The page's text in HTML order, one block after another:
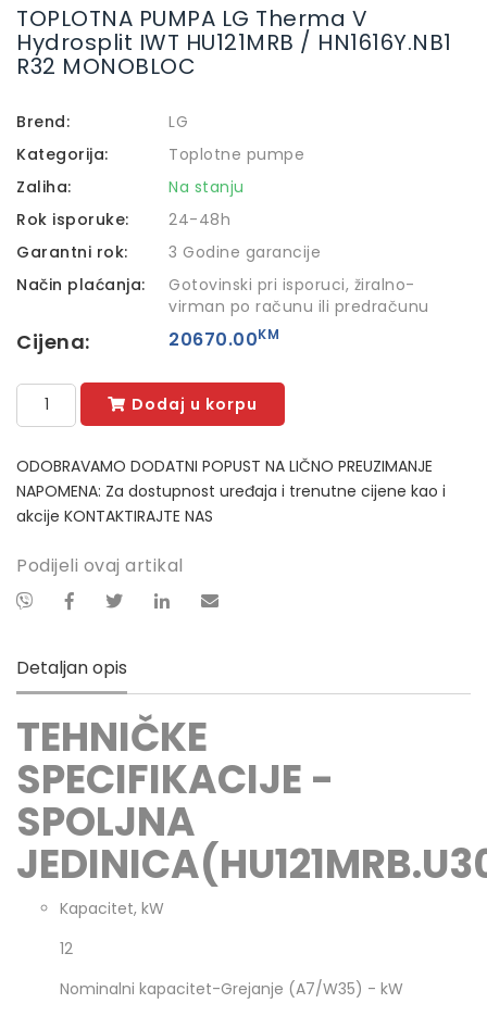
TOPLOTNA PUMPA LG Therma V
Hydrosplit IWT HU121MRB / HN1616Y.NB1
R32 MONOBLOC
Brend:
LG
Kategorija:
Toplotne pumpe
Zaliha:
Na stanju
Rok isporuke:
24-48h
Garantni rok:
3 Godine garancije
Način plaćanja:
Gotovinski pri isporuci, žiralno-
virman po računu ili predračunu
Cijena: 20670.00KM
Dodaj u korpu
ODOBRAVAMO DODATNI POPUST NA LIČNO PREUZIMANJE
NAPOMENA: Za dostupnost uređaja i trenutne cijene kao i
akcije KONTAKTIRAJTE NAS
Podijeli ovaj artikal
Detaljan opis
TEHNIČKE
SPECIFIKACIJE -
SPOLJNA
Kapacitet, kW
12
Nominalni kapacitet-Grejanje (A7/W35) - kW